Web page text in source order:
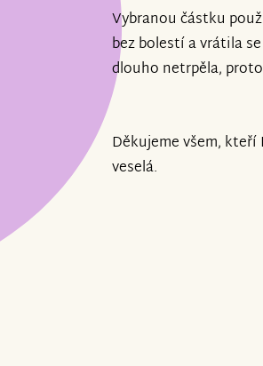
Vybranou částku
bez bolestí a vrátila
dlouho netrpěla,
Děkujeme všem,
veselá.